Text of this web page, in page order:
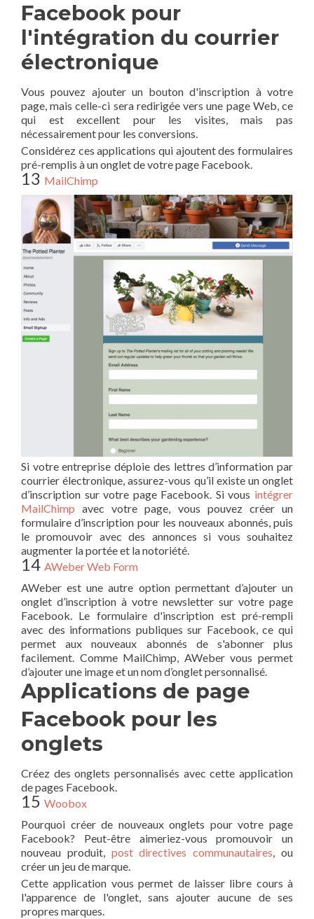
Facebook pour
l'intégration du courrier
électronique
Vous pouvez ajouter un bouton d'inscription à votre
page, mais celle-ci sera redirigée vers une page Web, ce
qui est excellent pour les visites, mais pas
nécessairement pour les conversions.
Considérez ces applications qui ajoutent des formulaires
pré-remplis à un onglet de votre page Facebook.
13 MailChimp
Si votre entreprise déploie des lettres d’information par
courrier électronique, assurez-vous qu’il existe un onglet
d’inscription sur votre page Facebook. Si vous intégrer
MailChimp avec votre page, vous pouvez créer un
formulaire d’inscription pour les nouveaux abonnés, puis
le promouvoir avec des annonces si vous souhaitez
augmenter la portée et la notoriété.
14 AWeber Web Form
AWeber est une autre option permettant d’ajouter un
onglet d’inscription à votre newsletter sur votre page
Facebook. Le formulaire d'inscription est pré-rempli
avec des informations publiques sur Facebook, ce qui
permet aux nouveaux abonnés de s'abonner plus
facilement. Comme MailChimp, AWeber vous permet
d’ajouter une image et un nom d’onglet personnalisé.
Applications de page
Facebook pour les
onglets
Créez des onglets personnalisés avec cette application
de pages Facebook.
15 Woobox
Pourquoi créer de nouveaux onglets pour votre page
Facebook? Peut-être aimeriez-vous promouvoir un
nouveau produit, post directives communautaires, ou
créer un jeu de marque.
Cette application vous permet de laisser libre cours à
l'apparence de l'onglet, sans ajouter aucune de ses
propres marques.